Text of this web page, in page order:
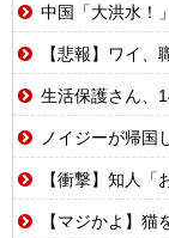
中国「大洪水！」三峡ダム「9門開放！（全力
【悲報】ワイ、
生活保護さん、
ノイジーが帰国し
【衝撃】知人「お前
【マジかよ】猫を